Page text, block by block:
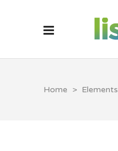
Home > Elements